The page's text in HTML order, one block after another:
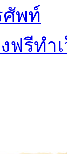
ศัพท์
ฟรีทำ